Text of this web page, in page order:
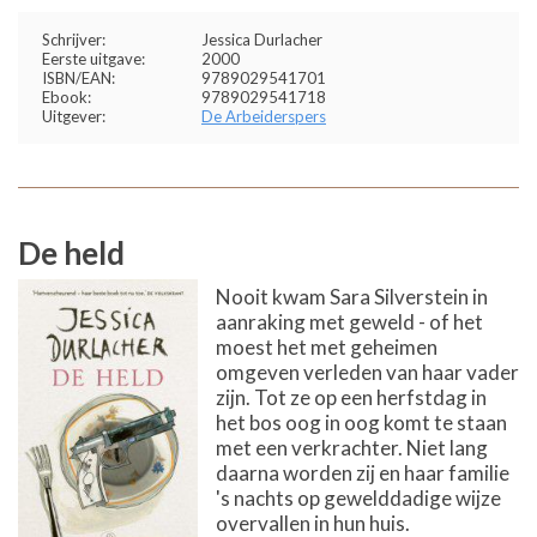
Schrijver:
Jessica Durlacher
Eerste uitgave:
2000
ISBN/EAN:
9789029541701
Ebook:
9789029541718
Uitgever:
De Arbeiderspers
De held
Nooit kwam Sara Silverstein in
aanraking met geweld - of het
moest het met geheimen
omgeven verleden van haar vader
zijn. Tot ze op een herfstdag in
het bos oog in oog komt te staan
met een verkrachter. Niet lang
daarna worden zij en haar familie
's nachts op gewelddadige wijze
overvallen in hun huis.